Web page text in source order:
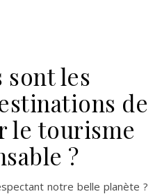
sont les
de
le tourisme
?